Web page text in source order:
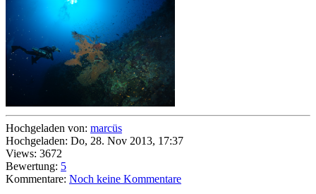
Hochgeladen von: marcüs
Hochgeladen: Do, 28. Nov 2013, 17:37
Views: 3672
Bewertung: 5
Kommentare: Noch keine Kommentare